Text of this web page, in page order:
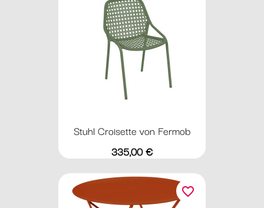
Stuhl Croisette von Fermob
Preis
335,00 €
favorite_border